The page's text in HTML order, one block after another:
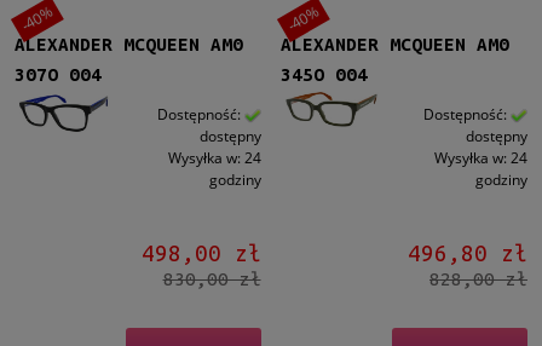
Duże
Nakładka przeciwsłoneczna
Tak(3)
ALEXANDER MCQUEEN AM0
307O 004
Dostępność:
dostępny
Wysyłka w: 24
godziny
498,00 zł
830,00 zł
-40%
ALEXANDER MCQUEEN AM0
345O 004
Dostępność:
dostępny
Wysyłka w: 24
godziny
496,80 zł
828,00 zł
-40%